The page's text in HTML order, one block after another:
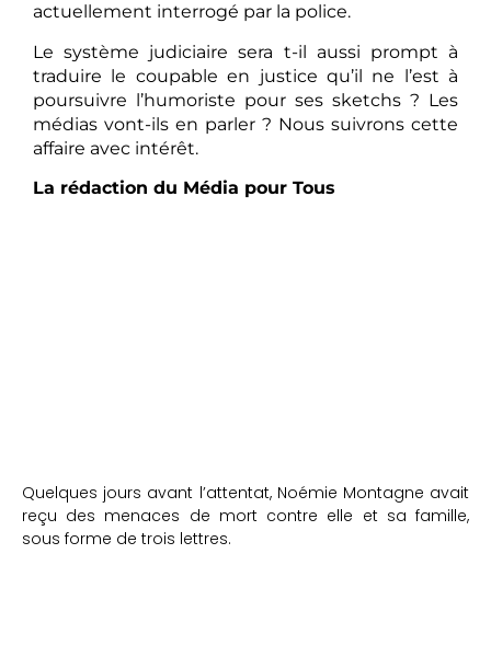
actuellement interrogé par la police.
Le système judiciaire sera t-il aussi prompt à
traduire le coupable en justice qu’il ne l’est à
poursuivre l’humoriste pour ses sketchs ? Les
médias vont-ils en parler ? Nous suivrons cette
affaire avec intérêt.
La rédaction du Média pour Tous
Quelques jours avant l’attentat, Noémie Montagne avait
reçu des menaces de mort contre elle et sa famille,
sous forme de trois lettres.